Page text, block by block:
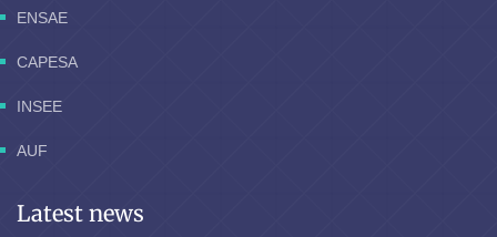
ENSAE
CAPESA
INSEE
AUF
Latest news